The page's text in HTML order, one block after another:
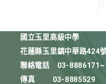
國立玉里高級中學
花蓮縣玉里鎮中華路424
聯絡電話
03-
傳真
03-8885529